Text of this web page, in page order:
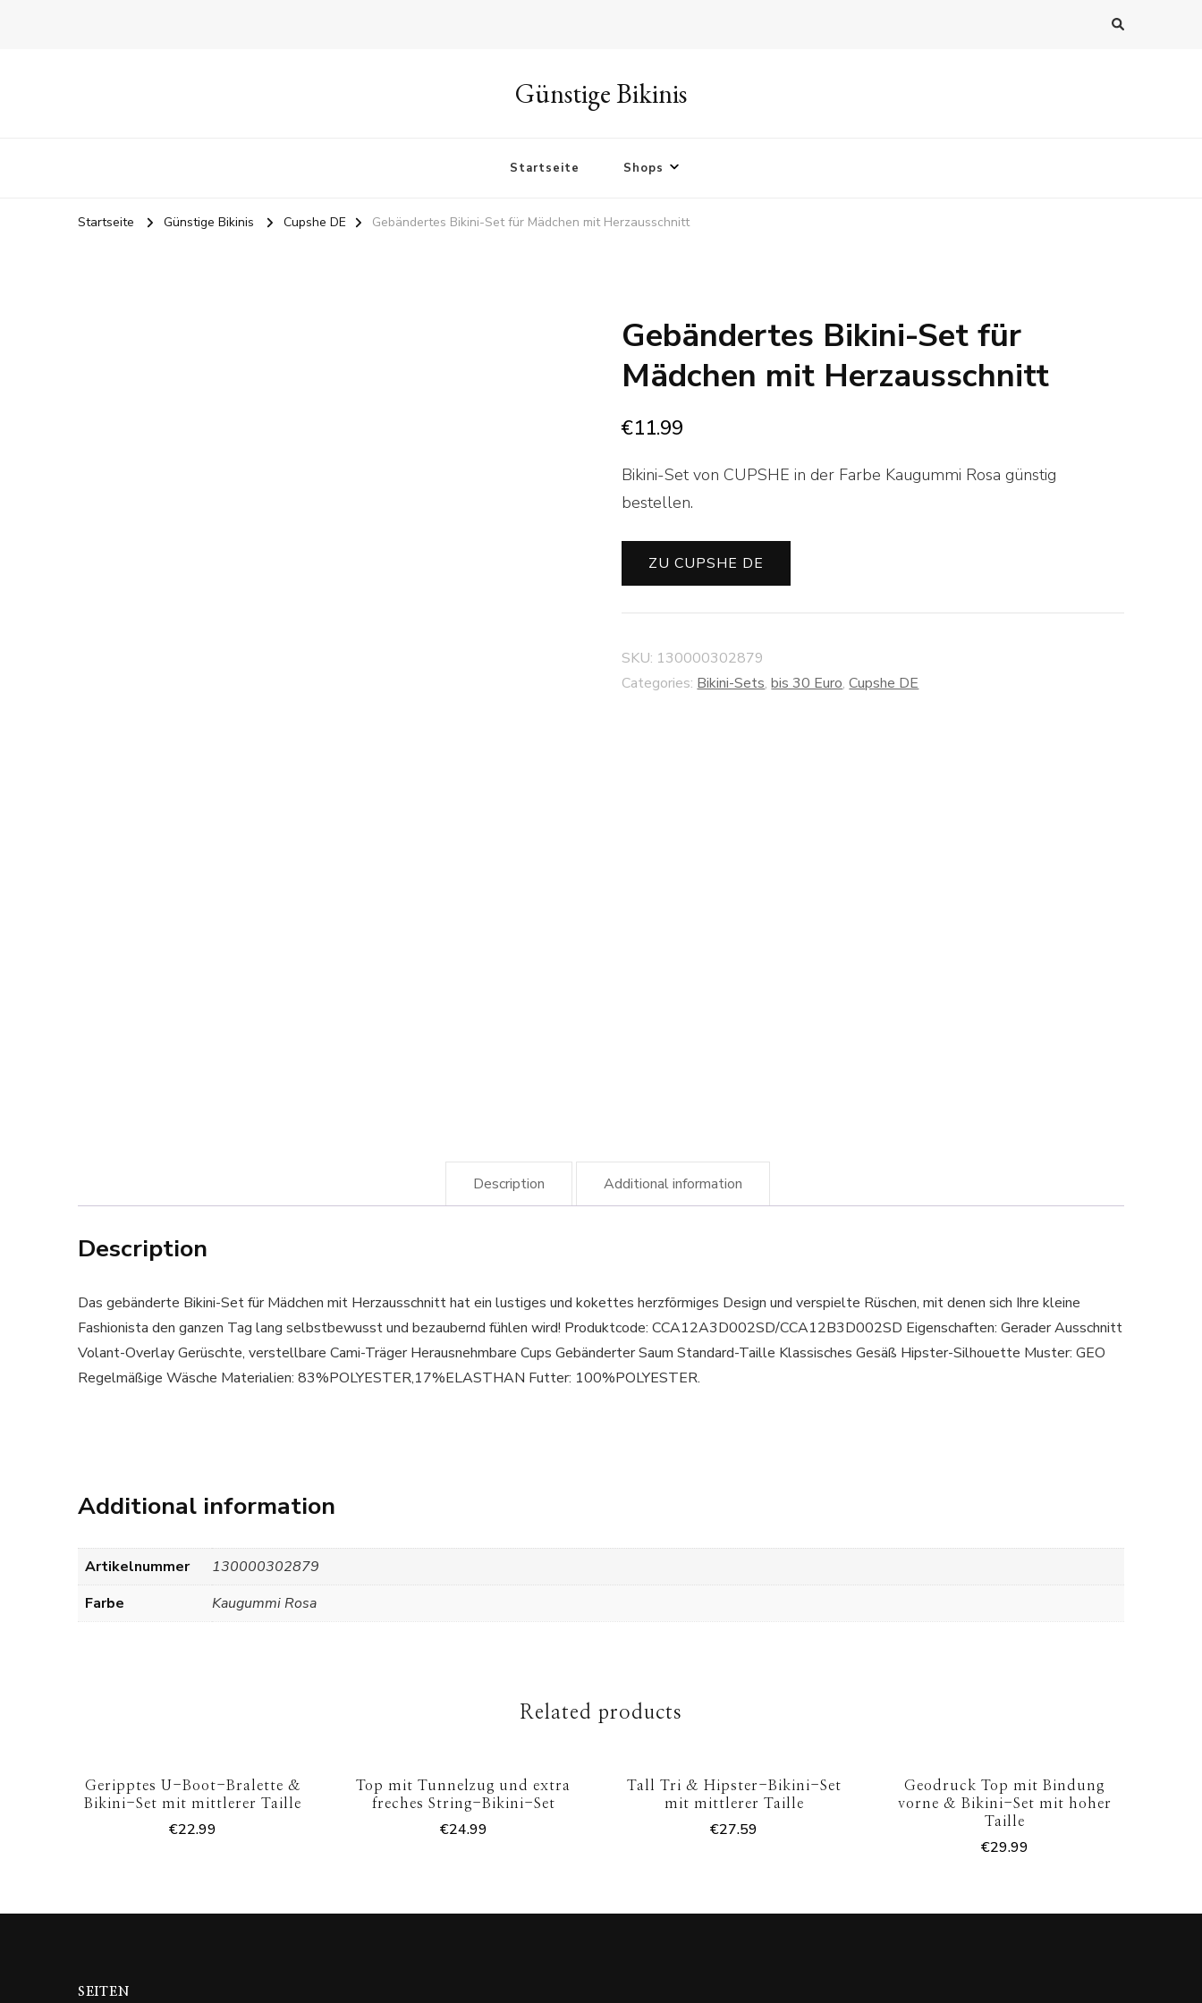
Günstige Bikinis
Startseite Shops
Startseite Günstige Bikinis Cupshe DE Gebändertes Bikini-Set für Mädchen mit Herzausschnitt
Gebändertes Bikini-Set für
Mädchen mit Herzausschnitt
€11.99
Bikini-Set von CUPSHE in der Farbe Kaugummi Rosa günstig
bestellen.
ZU CUPSHE DE
SKU: 130000302879
Categories: Bikini-Sets,bis 30 Euro,Cupshe DE
Description Additional information
Description
Das gebänderte Bikini-Set für Mädchen mit Herzausschnitt hat ein lustiges und kokettes herzförmiges Design und verspielte Rüschen, mit denen sich Ihre kleine
Fashionista den ganzen Tag lang selbstbewusst und bezaubernd fühlen wird! Produktcode: CCA12A3D002SD/CCA12B3D002SD Eigenschaften: Gerader Ausschnitt
Volant-Overlay Gerüschte, verstellbare Cami-Träger Herausnehmbare Cups Gebänderter Saum Standard-Taille Klassisches Gesäß Hipster-Silhouette Muster: GEO
Regelmäßige Wäsche Materialien: 83%POLYESTER,17%ELASTHAN Futter: 100%POLYESTER.
Additional information
Artikelnummer
130000302879
Farbe
Kaugummi Rosa
Related products
Geripptes U-Boot-Bralette &
Bikini-Set mit mittlerer Taille
€22.99
Top mit Tunnelzug und extra
freches String-Bikini-Set
€24.99
Tall Tri & Hipster-Bikini-Set
mit mittlerer Taille
€27.59
Geodruck Top mit Bindung
vorne & Bikini-Set mit hoher
Taille
€29.99
SEITEN